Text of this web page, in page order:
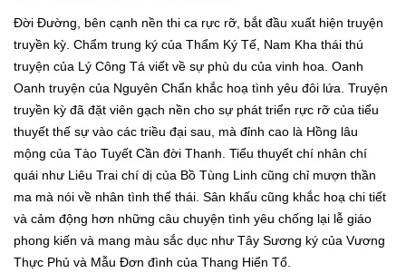
Đời Đường, bên cạnh nền thi ca rực rỡ, bắt đầu xuất hiện truyện
truyền kỳ. Chẩm trung ký của Thẩm Ký Tế, Nam Kha thái thú
truyện của Lý Công Tá viết về sự phù du của vinh hoa. Oanh
Oanh truyện của Nguyên Chẩn khắc hoạ tình yêu đôi lứa. Truyện
truyền kỳ đã đặt viên gạch nền cho sự phát triển rực rỡ của tiểu
thuyết thế sự vào các triều đại sau, mà đỉnh cao là Hồng lâu
mộng của Tào Tuyết Cần đời Thanh. Tiểu thuyết chí nhân chí
quái như Liêu Trai chí dị của Bồ Tùng Linh cũng chỉ mượn thần
ma mà nói về nhân tình thế thái. Sân khấu cũng khắc hoạ chi tiết
và cảm động hơn những câu chuyện tình yêu chống lại lễ giáo
phong kiến và mang màu sắc dục như Tây Sương ký của Vương
Thực Phủ và Mẫu Đơn đình của Thang Hiển Tổ.